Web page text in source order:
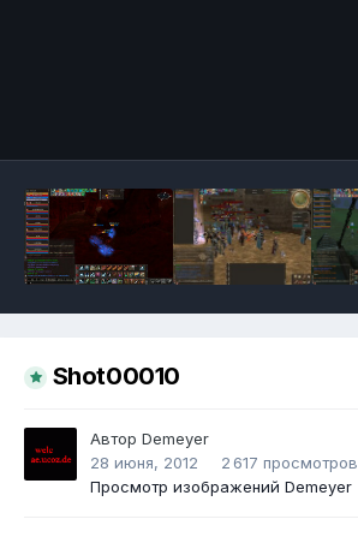
Shot00010
Автор Demeyer
28 июня, 2012
2 617 просмотров
Просмотр изображений Demeyer